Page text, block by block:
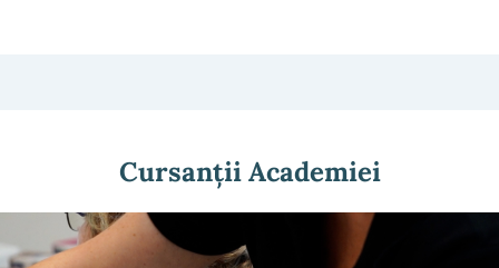
Cursanții Academiei